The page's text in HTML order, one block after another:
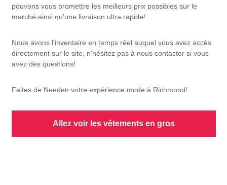
pouvons vous promettre les meilleurs prix possibles sur le
marché ainsi qu'une livraison ultra rapide!
Nous avons l'inventaire en temps réel auquel vous avez accès
directement sur le site, n'hésitez pas à nous contacter si vous
avez des questions!
Faites de Needen votre expérience mode à Richmond!
Allez voir les vêtements en gros